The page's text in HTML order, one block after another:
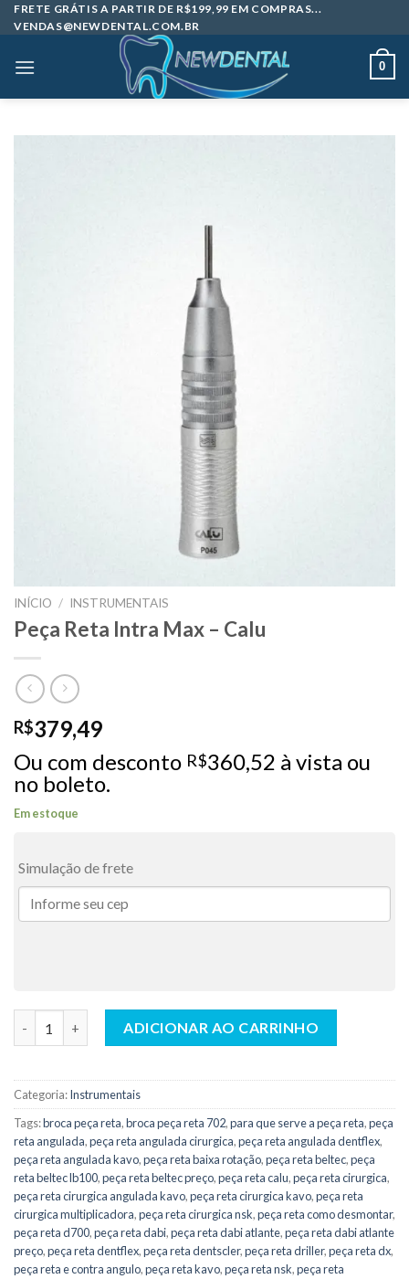
Skip
to
FRETE GRÁTIS A PARTIR DE R$199,99 EM COMPRAS...
VENDAS@NEWDENTAL.COM.BR
0
INÍCIO / INSTRUMENTAIS
Peça Reta Intra Max – Calu
R$379,49
Ou com desconto R$360,52 à vista ou
no boleto.
Em estoque
Simulação de frete
ADICIONAR AO CARRINHO
Categoria:Instrumentais
Tags:broca peça reta,broca peça reta 702,para que serve a peça reta,peça
reta angulada,peça reta angulada cirurgica,peça reta angulada dentflex,
peça reta angulada kavo,peça reta baixa rotação,peça reta beltec,peça
reta beltec lb100,peça reta beltec preço,peça reta calu,peça reta cirurgica,
peça reta cirurgica angulada kavo,peça reta cirurgica kavo,peça reta
cirurgica multiplicadora,peça reta cirurgica nsk,peça reta como desmontar,
peça reta d700,peça reta dabi,peça reta dabi atlante,peça reta dabi atlante
preço,peça reta dentflex,peça reta dentscler,peça reta driller,peça reta dx,
peça reta e contra angulo,peça reta kavo,peça reta nsk,peça reta